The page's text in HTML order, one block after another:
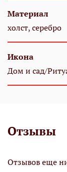
Материал
холст, серебро
Икона
Дом и сад/
Отзывы
Отзывов еще